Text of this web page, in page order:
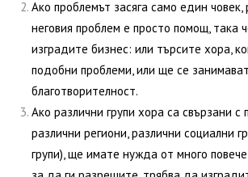
Ако проблемът засяга само един
неговия проблем е просто помощ, така
изградите бизнес: или търсите хора,
подобни проблеми, или ще се
благотворителност.
Ако различни групи хора са свързани с
различни региони, различни социални
групи), ще имате нужда от много